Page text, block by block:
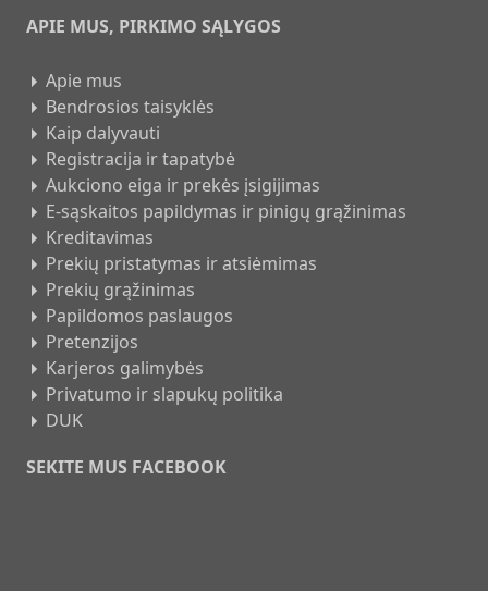
APIE MUS, PIRKIMO SĄLYGOS
Apie mus
Bendrosios taisyklės
Kaip dalyvauti
Registracija ir tapatybė
Aukciono eiga ir prekės įsigijimas
E-sąskaitos papildymas ir pinigų grąžinimas
Kreditavimas
Prekių pristatymas ir atsiėmimas
Prekių grąžinimas
Papildomos paslaugos
Pretenzijos
Karjeros galimybės
Privatumo ir slapukų politika
DUK
SEKITE MUS FACEBOOK